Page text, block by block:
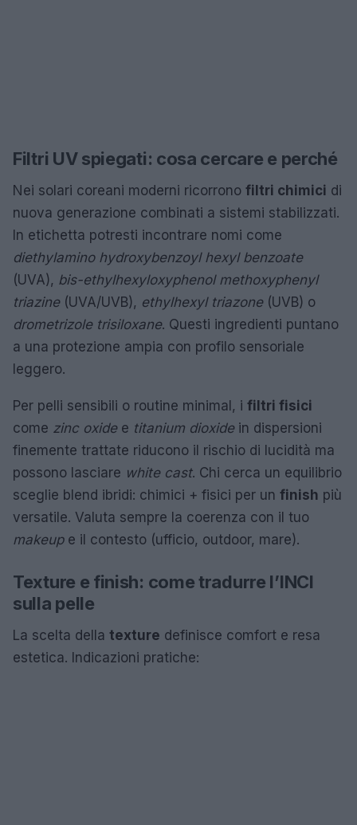
Filtri UV spiegati: cosa cercare e perché
Nei solari coreani moderni ricorrono filtri chimici di
nuova generazione combinati a sistemi stabilizzati.
In etichetta potresti incontrare nomi come
diethylamino hydroxybenzoyl hexyl benzoate
(UVA), bis-ethylhexyloxyphenol methoxyphenyl
triazine(UVA/UVB), ethylhexyl triazone(UVB) o
drometrizole trisiloxane. Questi ingredienti puntano
a una protezione ampia con profilo sensoriale
leggero.
Per pelli sensibili o routine minimal, i filtri fisici
come zinc oxidee titanium dioxidein dispersioni
finemente trattate riducono il rischio di lucidità ma
possono lasciare white cast. Chi cerca un equilibrio
sceglie blend ibridi: chimici + fisici per un finish più
versatile. Valuta sempre la coerenza con il tuo
makeupe il contesto (ufficio, outdoor, mare).
Texture e finish: come tradurre l’INCI
sulla pelle
La scelta della texture definisce comfort e resa
estetica. Indicazioni pratiche: